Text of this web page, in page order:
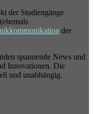
der Studiengänge
(ehemals
der
spannende News und
Innovationen. Die
und unabhängig.